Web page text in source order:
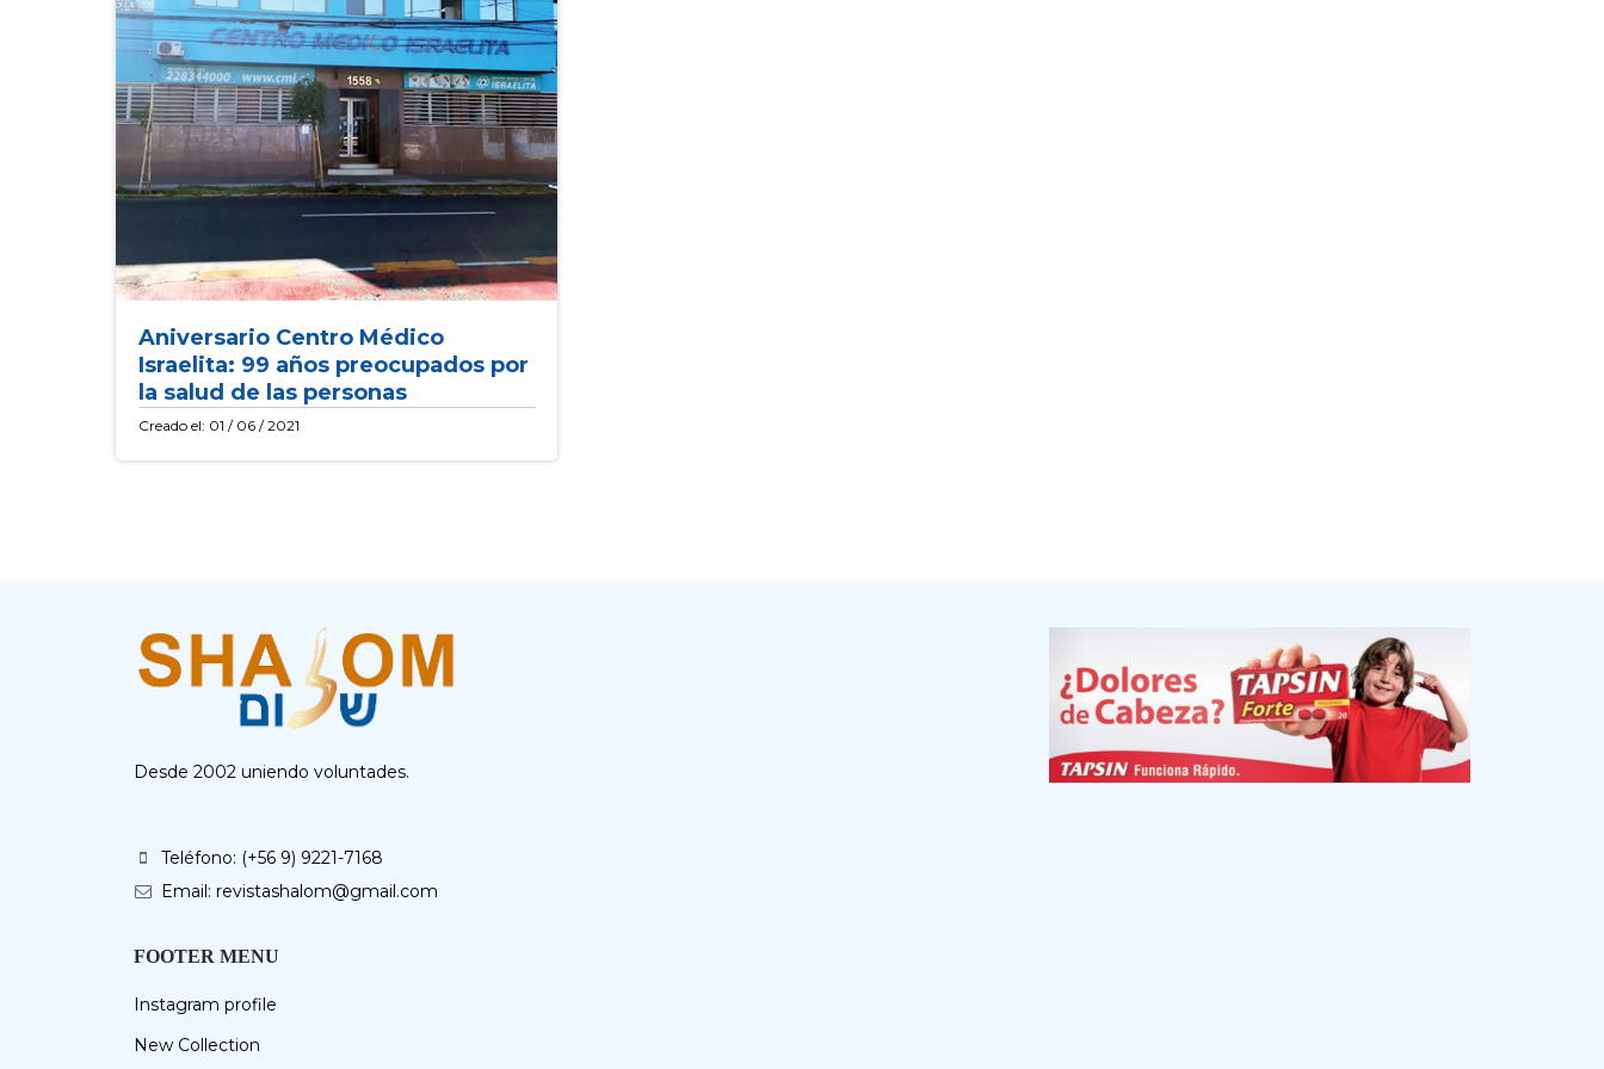
Aniversario Centro Médico
Israelita: 99 años preocupados por
la salud de las personas
Creado el: 01 / 06 / 2021
Desde 2002 uniendo voluntades.
Teléfono: (+56 9) 9221-7168
Email: revistashalom@gmail.com
FOOTER MENU
Instagram profile
New Collection